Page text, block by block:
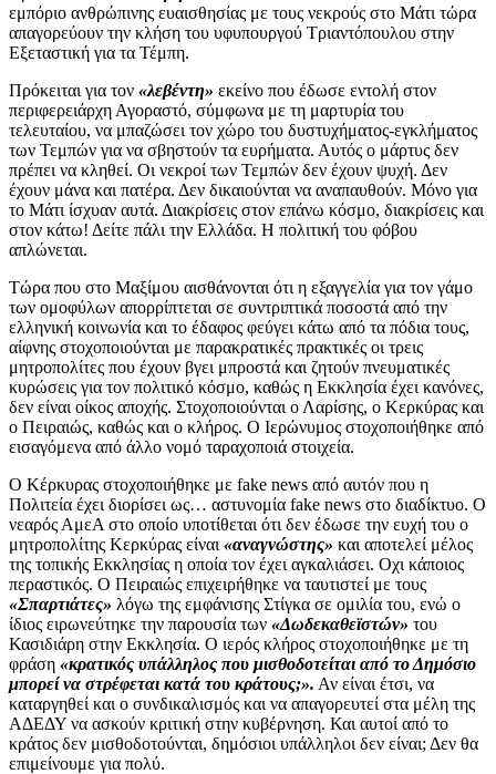
εμπόριο ανθρώπινης ευαισθησίας με τους νεκρούς στο Μάτι τώρα
απαγορεύουν την κλήση του υφυπουργού Τριαντόπουλου στην
Εξεταστική για τα Τέμπη.
Πρόκειται για τον «λεβέντη» εκείνο που έδωσε εντολή στον
περιφερειάρχη Αγοραστό, σύμφωνα με τη μαρτυρία του
τελευταίου, να μπαζώσει τον χώρο του δυστυχήματος-εγκλήματος
των Τεμπών για να σβηστούν τα ευρήματα. Αυτός ο μάρτυς δεν
πρέπει να κληθεί. Οι νεκροί των Τεμπών δεν έχουν ψυχή. Δεν
έχουν μάνα και πατέρα. Δεν δικαιούνται να αναπαυθούν. Μόνο για
το Μάτι ίσχυαν αυτά. Διακρίσεις στον επάνω κόσμο, διακρίσεις και
στον κάτω! Δείτε πάλι την Ελλάδα. Η πολιτική του φόβου
απλώνεται.
Τώρα που στο Μαξίμου αισθάνονται ότι η εξαγγελία για τον γάμο
των ομοφύλων απορρίπτεται σε συντριπτικά ποσοστά από την
ελληνική κοινωνία και το έδαφος φεύγει κάτω από τα πόδια τους,
αίφνης στοχοποιούνται με παρακρατικές πρακτικές οι τρεις
μητροπολίτες που έχουν βγει μπροστά και ζητούν πνευματικές
κυρώσεις για τον πολιτικό κόσμο, καθώς η Εκκλησία έχει κανόνες,
δεν είναι οίκος αποχής. Στοχοποιούνται ο Λαρίσης, ο Κερκύρας και
ο Πειραιώς, καθώς και ο κλήρος. Ο Ιερώνυμος στοχοποιήθηκε από
εισαγόμενα από άλλο νομό ταραχοποιά στοιχεία.
Ο Κέρκυρας στοχοποιήθηκε με fake news από αυτόν που η
Πολιτεία έχει διορίσει ως… αστυνομία fake news στο διαδίκτυο. Ο
νεαρός ΑμεΑ στο οποίο υποτίθεται ότι δεν έδωσε την ευχή του ο
μητροπολίτης Κερκύρας είναι «αναγνώστης» και αποτελεί μέλος
της τοπικής Εκκλησίας η οποία τον έχει αγκαλιάσει. Οχι κάποιος
περαστικός. Ο Πειραιώς επιχειρήθηκε να ταυτιστεί με τους
«Σπαρτιάτες» λόγω της εμφάνισης Στίγκα σε ομιλία του, ενώ ο
ίδιος ειρωνεύτηκε την παρουσία των «Δωδεκαθεϊστών» του
Κασιδιάρη στην Εκκλησία. Ο ιερός κλήρος στοχοποιήθηκε με τη
φράση «κρατικός υπάλληλος που μισθοδοτείται από το Δημόσιο
μπορεί να στρέφεται κατά του κράτους;». Αν είναι έτσι, να
καταργηθεί και ο συνδικαλισμός και να απαγορευτεί στα μέλη της
ΑΔΕΔΥ να ασκούν κριτική στην κυβέρνηση. Και αυτοί από το
κράτος δεν μισθοδοτούνται, δημόσιοι υπάλληλοι δεν είναι; Δεν θα
επιμείνουμε για πολύ.